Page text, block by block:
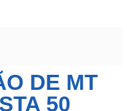
DE MT
50